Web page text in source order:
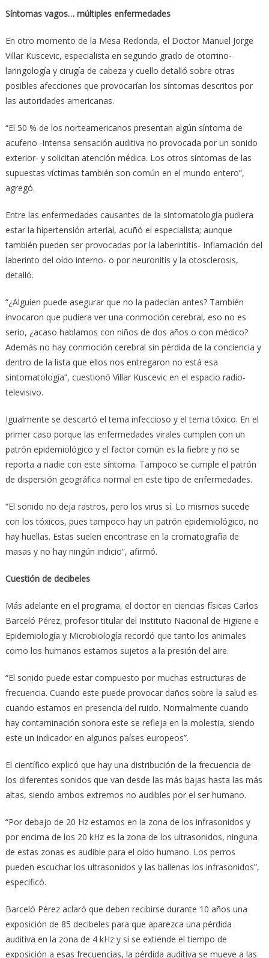
Síntomas vagos… múltiples enfermedades
En otro momento de la Mesa Redonda, el Doctor Manuel Jorge
Villar Kuscevic, especialista en segundo grado de otorrino-
laringología y cirugía de cabeza y cuello detalló sobre otras
posibles afecciones que provocarían los síntomas descritos por
las autoridades americanas.
“El 50 % de los norteamericanos presentan algún síntoma de
acufeno -intensa sensación auditiva no provocada por un sonido
exterior- y solicitan atención médica. Los otros síntomas de las
supuestas víctimas también son común en el mundo entero”,
agregó.
Entre las enfermedades causantes de la sintomatología pudiera
estar la hipertensión arterial, acuñó el especialista; aunque
también pueden ser provocadas por la laberintitis- Inflamación del
laberinto del oído interno- o por neuronitis y la otosclerosis,
detalló.
“¿Alguien puede asegurar que no la padecían antes? También
invocaron que pudiera ver una conmoción cerebral, eso no es
serio, ¿acaso hablamos con niños de dos años o con médico?
Además no hay conmoción cerebral sin pérdida de la conciencia y
dentro de la lista que ellos nos entregaron no está esa
sintomatología”, cuestionó Villar Kuscevic en el espacio radio-
televisivo.
Igualmente se descartó el tema infeccioso y el tema tóxico. En el
primer caso porque las enfermedades virales cumplen con un
patrón epidemiológico y el factor común es la fiebre y no se
reporta a nadie con este síntoma. Tampoco se cumple el patrón
de dispersión geográfica normal en este tipo de enfermedades.
“El sonido no deja rastros, pero los virus sí. Lo mismos sucede
con los tóxicos, pues tampoco hay un patrón epidemiológico, no
hay huellas. Estas suelen encontrase en la cromatografía de
masas y no hay ningún indicio”, afirmó.
Cuestión de decibeles
Más adelante en el programa, el doctor en ciencias físicas Carlos
Barceló Pérez, profesor titular del Instituto Nacional de Higiene e
Epidemiología y Microbiología recordó que tanto los animales
como los humanos estamos sujetos a la presión del aire.
“El sonido puede estar compuesto por muchas estructuras de
frecuencia. Cuando este puede provocar daños sobre la salud es
cuando estamos en presencia del ruido. Normalmente cuando
hay contaminación sonora este se refleja en la molestia, siendo
este un indicador en algunos países europeos”.
El científico explicó que hay una distribución de la frecuencia de
los diferentes sonidos que van desde las más bajas hasta las más
altas, siendo ambos extremos no audibles por el ser humano.
“Por debajo de 20 Hz estamos en la zona de los infrasonidos y
por encima de los 20 kHz es la zona de los ultrasonidos, ninguna
de estas zonas es audible para el oído humano. Los perros
pueden escuchar los ultrasonidos y las ballenas los infrasonidos”,
especificó.
Barceló Pérez aclaró que deben recibirse durante 10 años una
exposición de 85 decibeles para que aparezca una pérdida
auditiva en la zona de 4 kHz y si se extiende el tiempo de
exposición a esas frecuencias, la pérdida auditiva se mueve a las